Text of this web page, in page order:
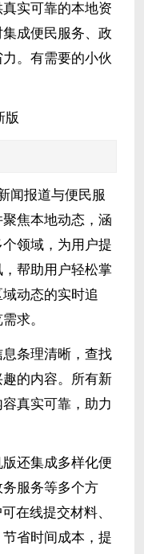
实可靠的本地资
成便民服务、政
。有需要的小伙
闻报道与便民服
焦本地动态，涵
领域，为用户提
帮助用户轻松掌
动态的实时追
求。
条理清晰，查找
的内容。所有新
真实可靠，助力
还集成多样化便
服务等多个方
在线提交材料、
省时间成本，提